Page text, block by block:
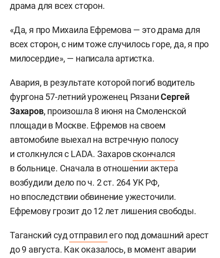
драма для всех сторон.
«Да, я про Михаила Ефремова — это драма для
всех сторон, с ним тоже случилось горе, да, я про
милосердие», — написала артистка.
Авария, в результате которой погиб водитель
фургона 57-летний уроженец РязаниСергей
Захаров, произошла 8 июня на Смоленской
площади в Москве. Ефремов на своем
автомобиле выехал на встречную полосу
и столкнулся с LADA. Захаровскончался
в больнице. Сначала в отношении актера
возбудили дело по ч. 2 ст. 264 УК РФ,
но впоследствии обвинение ужесточили.
Ефремову грозит до 12 лет лишения свободы.
Таганский судотправилего под домашний арест
до 9 августа. Как оказалось, в момент аварии